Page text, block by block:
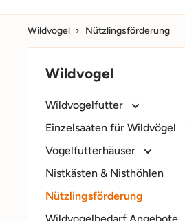
Wildvogel › Nützlingsförderung
Wildvogel
Wildvogelfutter
Einzelsaaten für Wildvögel
Vogelfutterhäuser
Nistkästen & Nisthöhlen
Nützlingsförderung
Wildvogelbedarf Angebote